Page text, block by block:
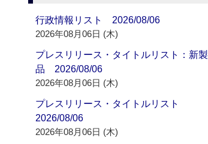
行政情報リスト 2026/08/06
2026年08月06日 (木)
プレスリリース・タイトルリスト：新製
品 2026/08/06
2026年08月06日 (木)
プレスリリース・タイトルリスト
2026/08/06
2026年08月06日 (木)